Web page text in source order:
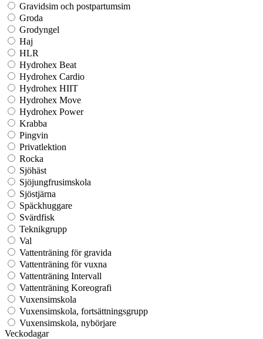
Gravidsim och postpartumsim
Groda
Grodyngel
Haj
HLR
Hydrohex Beat
Hydrohex Cardio
Hydrohex HIIT
Hydrohex Move
Hydrohex Power
Krabba
Pingvin
Privatlektion
Rocka
Sjöhäst
Sjöjungfrusimskola
Sjöstjärna
Späckhuggare
Svärdfisk
Teknikgrupp
Val
Vattenträning för gravida
Vattenträning för vuxna
Vattenträning Intervall
Vattenträning Koreografi
Vuxensimskola
Vuxensimskola, fortsättningsgrupp
Vuxensimskola, nybörjare
Veckodagar